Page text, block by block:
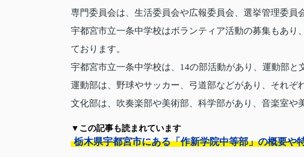
専門委員会は、生活委員会や広報委員会、選挙管理委員
宇都宮市立一条中学校はボランティア活動の募集もあ
ております。
宇都宮市立一条中学校は、14の部活動があり、運動部と
運動部は、野球やサッカー、弓道部などがあり、それぞ
文化部は、吹奏楽部や美術部、科学部があり、音楽室や
▼この記事も読まれています
栃木県宇都宮市にある「作新学院中等部」の概要や